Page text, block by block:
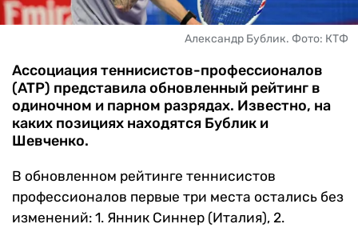
БУКМЕКЕРЫ
Александр Бублик. Фото: КТФ
Ассоциация теннисистов-профессионалов
(ATP) представила обновленный рейтинг в
одиночном и парном разрядах. Известно, на
каких позициях находятся Бублик и
Шевченко.
В обновленном рейтинге теннисистов
профессионалов первые три места остались без
изменений: 1. Янник Синнер (Италия), 2.